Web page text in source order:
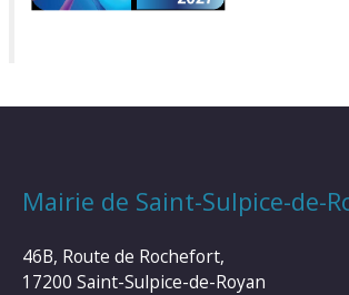
Mairie de Saint-Sulpice-de-
46B, Route de Rochefort,
17200 Saint-Sulpice-de-Royan